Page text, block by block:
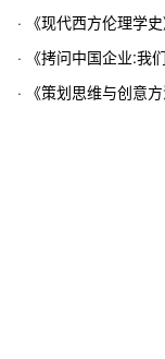
· 《现代西方伦理学
· 《拷问中国企业:我
· 《策划思维与创意